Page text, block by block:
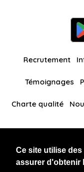
Ce site utilise
assurer d'obtenir
Recrutement
Témoignages
Charte qualité